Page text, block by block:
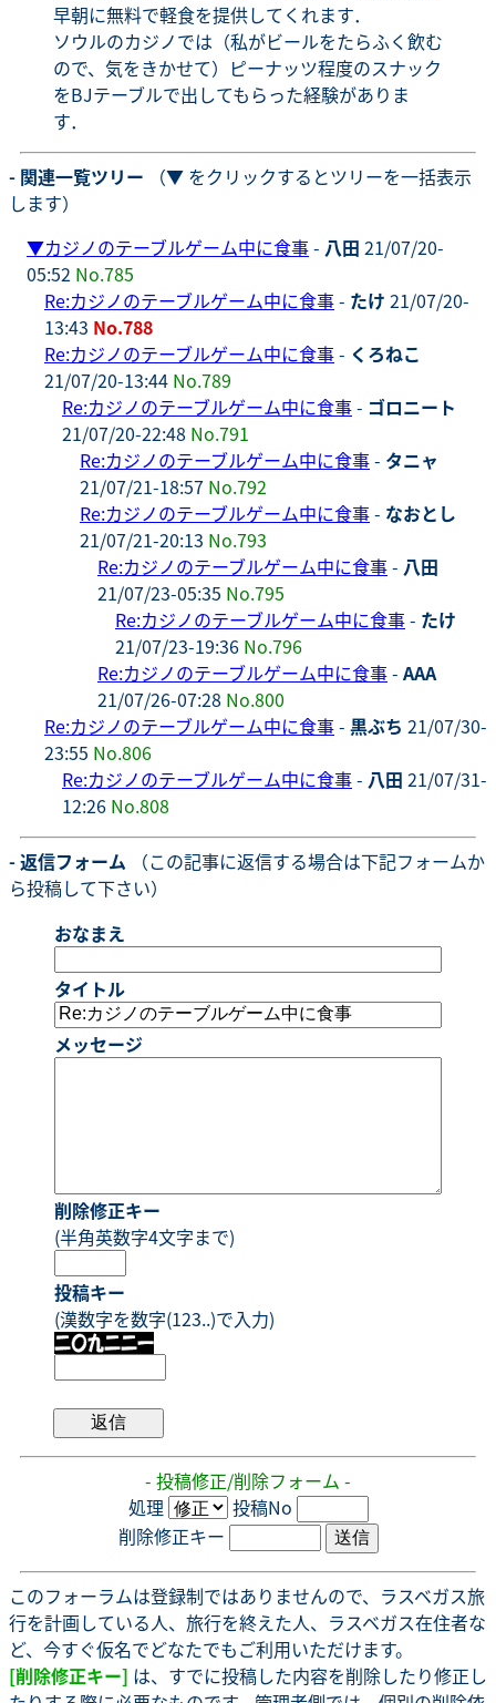
早朝に無料で軽食を提供してくれます．
ソウルのカジノでは（私がビールをたらふく飲む
ので、気をきかせて）ピーナッツ程度のスナック
をBJテーブルで出してもらった経験がありま
す．
- 関連一覧ツリー （▼ をクリックするとツリーを一括表示
します）
▼カジノのテーブルゲーム中に食事- 八田 21/07/20-
05:52 No.785
Re:カジノのテーブルゲーム中に食事- たけ 21/07/20-
13:43 No.788
Re:カジノのテーブルゲーム中に食事- くろねこ
21/07/20-13:44 No.789
Re:カジノのテーブルゲーム中に食事- ゴロニート
21/07/20-22:48 No.791
Re:カジノのテーブルゲーム中に食事- タニャ
21/07/21-18:57 No.792
Re:カジノのテーブルゲーム中に食事- なおとし
21/07/21-20:13 No.793
Re:カジノのテーブルゲーム中に食事- 八田
21/07/23-05:35 No.795
Re:カジノのテーブルゲーム中に食事- たけ
21/07/23-19:36 No.796
Re:カジノのテーブルゲーム中に食事- AAA
21/07/26-07:28 No.800
Re:カジノのテーブルゲーム中に食事- 黒ぶち 21/07/30-
23:55 No.806
Re:カジノのテーブルゲーム中に食事- 八田 21/07/31-
12:26 No.808
- 返信フォーム （この記事に返信する場合は下記フォームか
ら投稿して下さい）
おなまえ
タイトル
メッセージ
削除修正キー
(半角英数字4文字まで)
投稿キー
(漢数字を数字(123..)で入力)
- 投稿修正/削除フォーム -
処理
投稿No
削除修正キー
このフォーラムは登録制ではありませんので、ラスベガス旅
行を計画している人、旅行を終えた人、ラスベガス在住者な
ど、今すぐ仮名でどなたでもご利用いただけます。
[削除修正キー] は、すでに投稿した内容を削除したり修正し